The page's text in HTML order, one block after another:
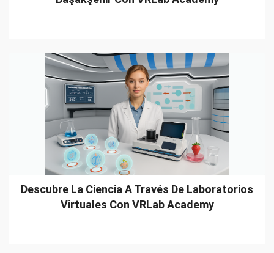
Descubre La Ciencia A Través De Laboratorios
Virtuales Con VRLab Academy